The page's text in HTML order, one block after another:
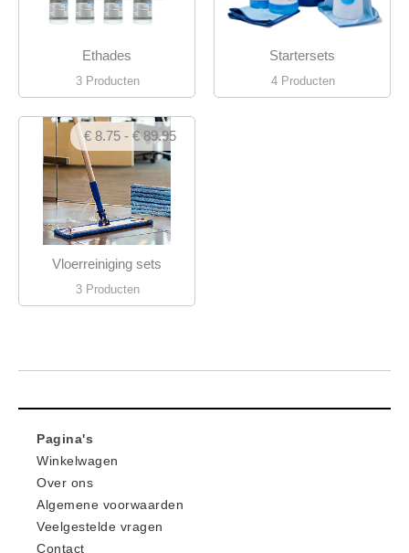
Ethades
3 Producten
Startersets
4 Producten
€ 8.75 - € 89.95
Vloerreiniging sets
3 Producten
Pagina's
Winkelwagen
Over ons
Algemene voorwaarden
Veelgestelde vragen
Contact